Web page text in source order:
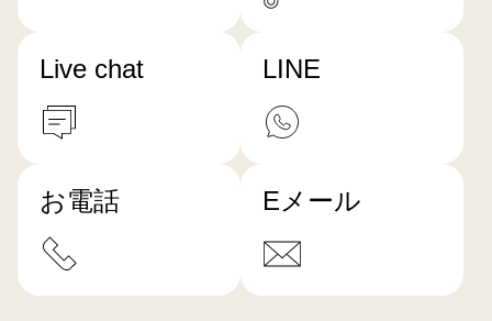
Live chat LINE
お電話 Eメール